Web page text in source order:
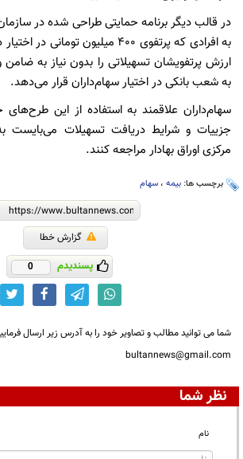
در قالب دیگر برنامه حمایتی طراحی شده در
به افرادی که پرتفوی ۴۰۰ میلیون
ارزش پرتفویشان تسهیلاتی را بدون نیاز به ضامن
به شعب بانکی در اختیار سهام‌داران قرار می‌دهد.
سهام‌داران علاقمند به استفاده از این طرح‌های
جزییات و شرایط دریافت تسهیلات می‌بایست
مرکزی اوراق بهادار مراجعه کنند.
برچسب ها: بیمه ، سهام
گزارش خطا
پسندیدم 0
شما می توانید مطالب و تصاویر خود را به آدرس زیر ارسال
bultannews@gmail.com
نظر شما
نام